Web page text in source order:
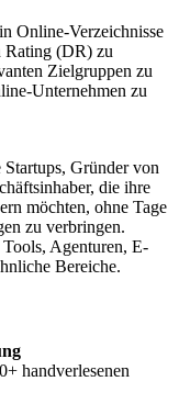
Online-Verzeichnisse
Rating (DR) zu
Zielgruppen zu
Unternehmen zu
Gründer von
die ihre
möchten, ohne Tage
zu verbringen.
Agenturen, E-
Bereiche.
handverlesenen